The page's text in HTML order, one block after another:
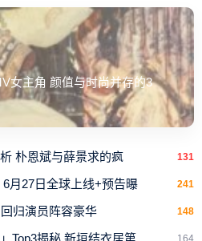
2 下一页
女主角 颜值与时尚并存的3
朴恩斌与薛景求的疯 131
6月27日全球上线+预告曝 241
归演员阵容豪华 148
Top3揭秘 新垣结衣居第 164